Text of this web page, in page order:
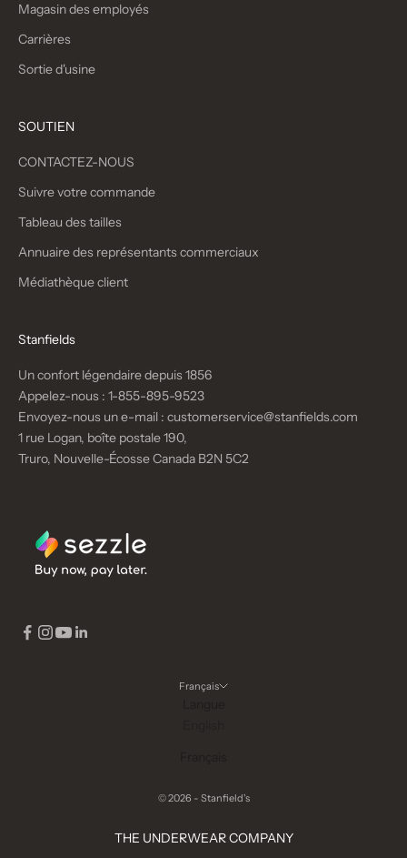
Magasin des employés
Carrières
Sortie d'usine
SOUTIEN
CONTACTEZ-NOUS
Suivre votre commande
Tableau des tailles
Annuaire des représentants commerciaux
Médiathèque client
Stanfields
Un confort légendaire depuis 1856
Appelez-nous : 1-855-895-9523
Envoyez-nous un e-mail : customerservice@stanfields.com
1 rue Logan, boîte postale 190,
Truro, Nouvelle-Écosse Canada B2N 5C2
Français
© 2026 - Stanfield's
THE UNDERWEAR COMPANY